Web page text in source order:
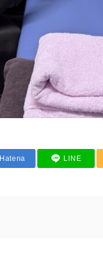
Hatena LINE